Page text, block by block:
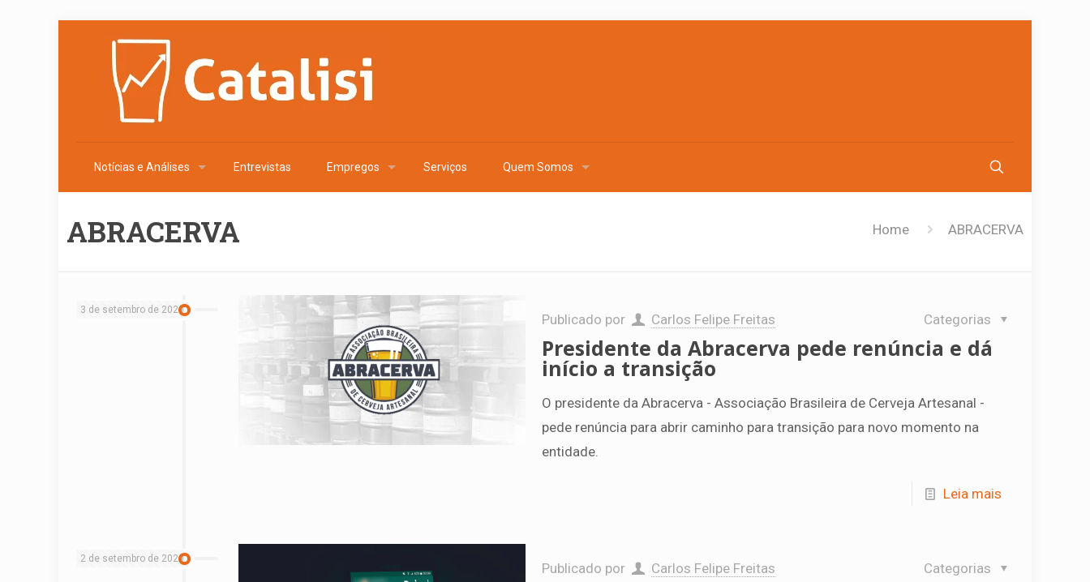
Notícias e Análises Entrevistas Empregos Serviços Quem Somos
ABRACERVA Home ABRACERVA
3 de setembro de 2020
Publicado por Carlos Felipe Freitas Categorias
Presidente da Abracerva pede renúncia e dá
início a transição
O presidente da Abracerva - Associação Brasileira de Cerveja Artesanal -
pede renúncia para abrir caminho para transição para novo momento na
entidade.
Leia mais
2 de setembro de 2020
Publicado por Carlos Felipe Freitas Categorias